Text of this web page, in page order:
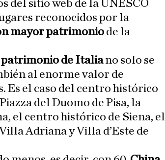
del sitio web de la UNESCO
reconocidos por la
mayor patrimonio de la
de Italiano solo se
al enorme valor de
Es el caso del centro histórico
del Duomo de Pisa, la
el centro histórico de Siena, el
Adriana y Villa d’Este de